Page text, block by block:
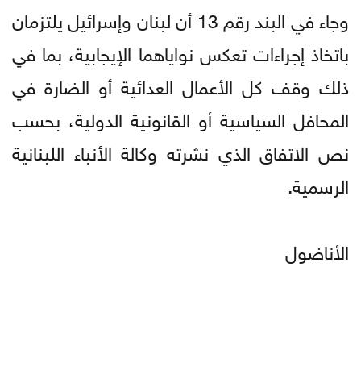
وجاء في البند رقم 13 أن لبنان وإسرائيل يلتزمان
باتخاذ إجراءات تعكس نواياهما الإيجابية، بما في
ذلك وقف كل الأعمال العدائية أو الضارة في
المحافل السياسية أو القانونية الدولية، بحسب
نص الاتفاق الذي نشرته وكالة الأنباء اللبنانية
الرسمية.
الأناضول